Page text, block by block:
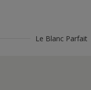
Le Blanc Parfait